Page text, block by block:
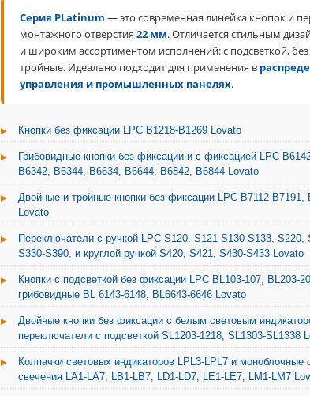
Серия PLatinum — это современная линейка кнопок и
монтажного отверстия 22 мм. Отличается стильным
и широким ассортиментом исполнений: с подсветкой,
тройные. Идеально подходит для применения в
управления и промышленных панелях.
Кнопки без фиксации LPC B1218-B1269 Lovato
Грибовидные кнопки без фиксации и с фиксацией LPC
B6342, B6344, B6634, B6644, B6842, B6844 Lovato
Двойные и тройные кнопки без фиксации LPC B7112-
Lovato
Переключатели с ручкой LPC S120. S121 S130-S133,
S330-S390, и круглой ручкой S420, S421, S430-S433 Lovato
Кнопки с подсветкой без фиксации LPC BL103-107, BL203-
грибовидные BL 6143-6148, BL6643-6646 Lovato
Двойные кнопки без фиксации с белым световым
переключатели с подсветкой SL1203-1218, SL1303-SL1338
Колпачки световых индикаторов LPL3-LPL7 и моноблочные
свечения LA1-LA7, LB1-LB7, LD1-LD7, LE1-LE7, LM1-LM7